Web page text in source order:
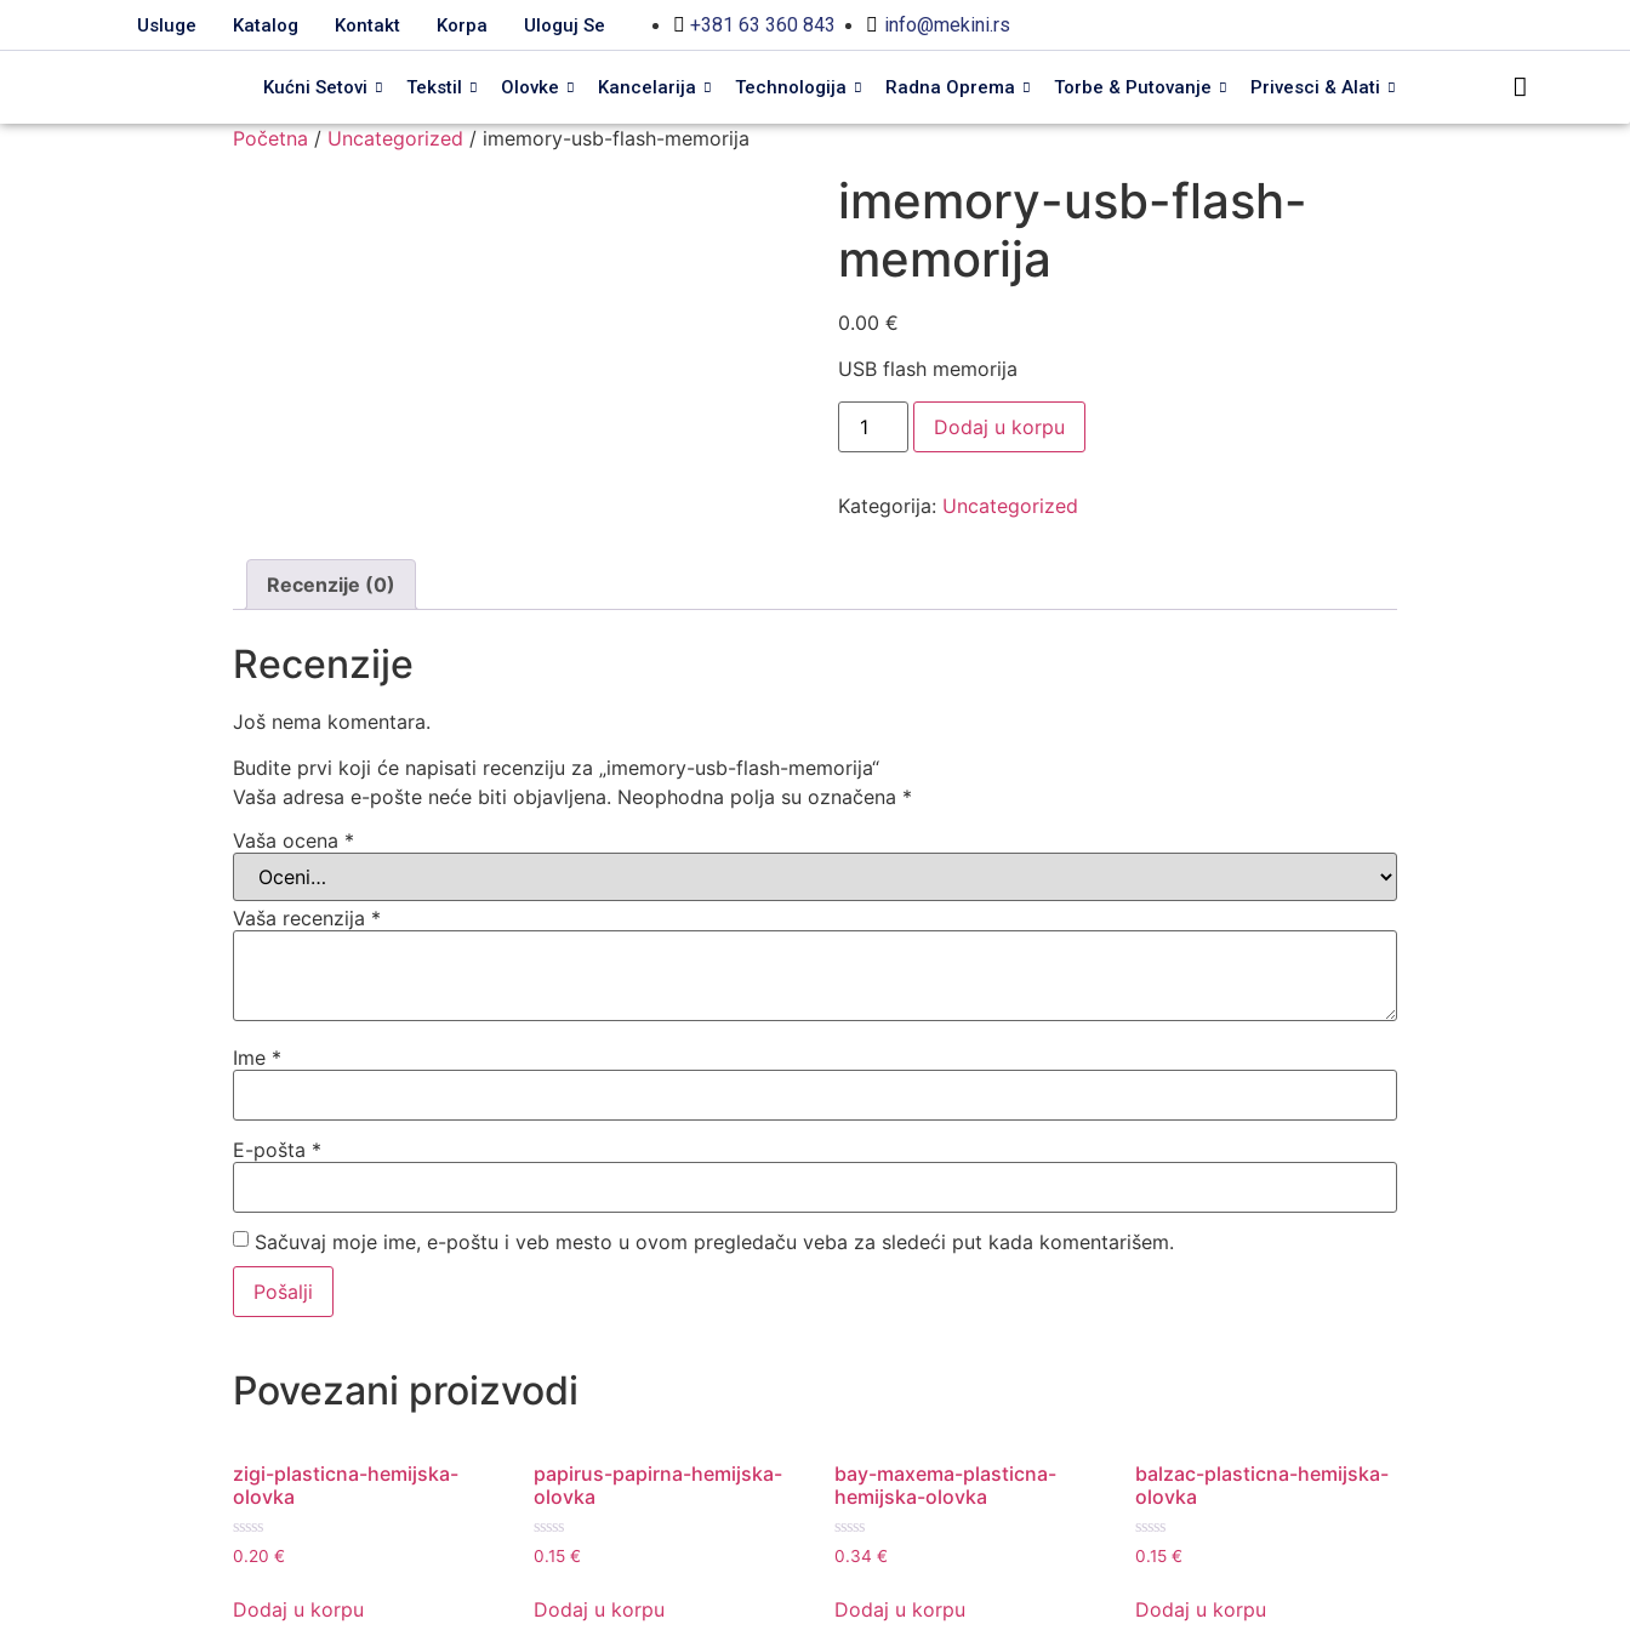
Usluge Katalog Kontakt Korpa Uloguj Se +381 63 360 843 info@mekini.rs
Kućni Setovi Tekstil Olovke Kancelarija Technologija Radna Oprema Torbe & Putovanje Privesci & Alati
Početna / Uncategorized / imemory-usb-flash-memorija
imemory-usb-flash-
memorija
0.00€
USB flash memorija
Dodaj u korpu
Kategorija: Uncategorized
Recenzije (0)
Recenzije
Još nema komentara.
Budite prvi koji će napisati recenziju za „imemory-usb-flash-memorija“
Vaša adresa e-pošte neće biti objavljena. Neophodna polja su označena *
Vaša ocena *
Vaša recenzija *
Ime *
E-pošta *
Sačuvaj moje ime, e-poštu i veb mesto u ovom pregledaču veba za sledeći put kada komentarišem.
Povezani proizvodi
zigi-plasticna-hemijska-
olovka
Ocenjeno
sa
od
5
0.20 €
Dodaj u korpu
papirus-papirna-hemijska-
olovka
Ocenjeno
sa
od
5
0.15€
Dodaj u korpu
bay-maxema-plasticna-
hemijska-olovka
Ocenjeno
sa
od
5
0.34€
Dodaj u korpu
balzac-plasticna-hemijska-
olovka
Ocenjeno
sa
od
5
0.15€
Dodaj u korpu